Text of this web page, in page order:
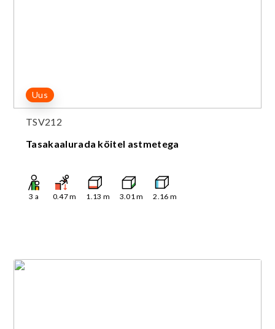
Uus
TSV212
Tasakaalurada köitel astmetega
3 a 0.47m 1.13 m 3.01m 2.16 m